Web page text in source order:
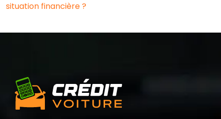
situation financière ?